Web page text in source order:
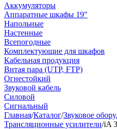
Аккумуляторы
Аппаратные шкафы 19"
Напольные
Настенные
Всепогодные
Комплектующие для шкафов
Кабельная продукция
Витая пара (UTP, FTP)
Огнестойкий
Звуковой кабель
Силовой
Сигнальный
Главная/Каталог/Звуковое
Трансляционные усилители/iA